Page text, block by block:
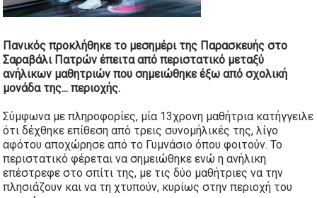
Πανικόςπροκλήθηκε το μεσημέρι της Παρασκευής στο
Σαραβάλι Πατρών έπειτα από περιστατικό μεταξύ
ανήλικων μαθητριών που σημειώθηκε έξω από σχολική
μονάδα της... περιοχής.
Σύμφωνα με πληροφορίες, μία 13χρονη μαθήτρια κατήγγειλε
ότι δέχθηκε επίθεση από τρεις συνομήλικές της, λίγο
αφότου αποχώρησε από το Γυμνάσιο όπου φοιτούν. Το
περιστατικό φέρεται να σημειώθηκε ενώ η ανήλικη
επέστρεφε στο σπίτι της, με τις δύο μαθήτριες να την
πλησιάζουν και να τηχτυπούν, κυρίως στην περιοχή του